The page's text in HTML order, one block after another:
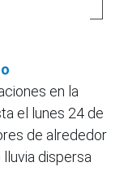
en la
el lunes 24 de
de alrededor
dispersa